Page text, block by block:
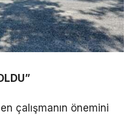
çalışmanın önemini